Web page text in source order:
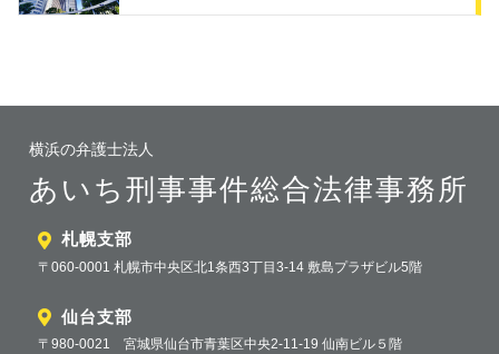
横浜の弁護士法人
あいち刑事事件総合法律事務所
札幌支部
〒060-0001 札幌市中央区北1条西3丁目3-14 敷島プラザビル5階
仙台支部
〒980-0021 宮城県仙台市青葉区中央2-11-19 仙南ビル５階